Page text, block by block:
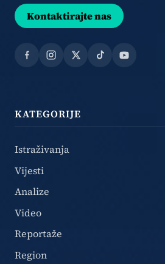
Kontaktirajte nas
Facebook
Instagram
X TikTokYouTube
KATEGORIJE
Istraživanja
Vijesti
Analize
Video
Reportaže
Region